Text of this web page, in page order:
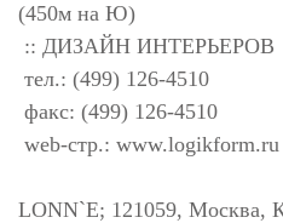
(450м на Ю)
:: ДИЗАЙН ИНТЕРЬЕРОВ
тел.: (499) 126-4510
факс: (499) 126-4510
web-стр.: www.logikform.ru
LONN`E; 121059, Москва,